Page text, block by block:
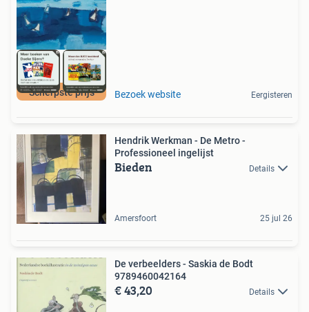
Scherpste prijs Bezoek website Eergisteren
Hendrik Werkman - De Metro -
Professioneel ingelijst
Bieden Details
Amersfoort 25 jul 26
De verbeelders - Saskia de Bodt
9789460042164
€ 43,20 Details